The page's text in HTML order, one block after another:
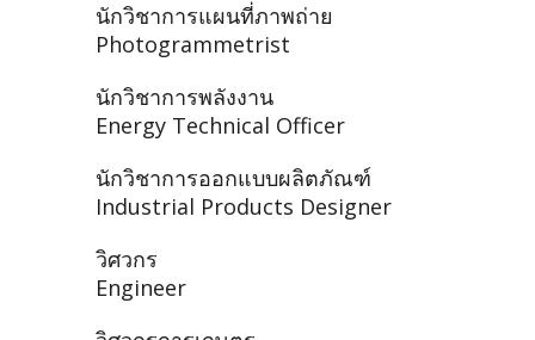
นักวิชาการแผนที่ภาพถ่าย
Photogrammetrist
นักวิชาการพลังงาน
Energy Technical Officer
นักวิชาการออกแบบผลิตภัณฑ์
Industrial Products Designer
วิศวกร
Engineer